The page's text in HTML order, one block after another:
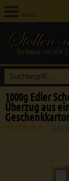
Menü
1000g Edler
Überzug aus